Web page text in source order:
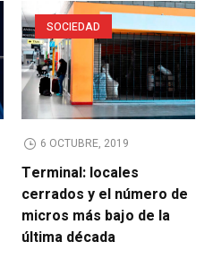
SOCIEDAD
6 OCTUBRE, 2019
Terminal: locales
cerrados y el número de
micros más bajo de la
última década